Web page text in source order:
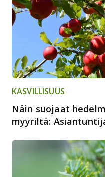
KASVILLISUUS
Näin suojaat
myyriltä: